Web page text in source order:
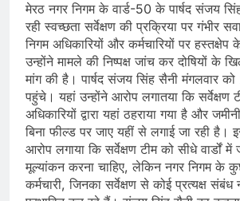
मेरठ नगर निगम के वार्ड-50 के पार्षद संजय
रही स्वच्छता सर्वेक्षण की प्रक्रिया पर गंभीर
निगम अधिकारियों और कर्मचारियों पर
उन्होंने मामले की निष्पक्ष जांच कर दोषियों के
मांग की है। पार्षद संजय सिंह सैनी मंगलवार
पहुंचे। यहां उन्होंने आरोप लगातया कि सर्वेक्षण
अधिकारियों द्वारा यहां ठहराया गया है और
बिना फील्ड पर जाए यहीं से लगाई जा रही है।
आरोप लगाया कि सर्वेक्षण टीम को सीधे वार्डों
मूल्यांकन करना चाहिए, लेकिन नगर निगम के
कर्मचारी, जिनका सर्वेक्षण से कोई प्रत्यक्ष संबंध